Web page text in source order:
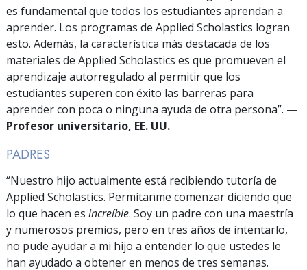
es fundamental que todos los estudiantes aprendan a
aprender. Los programas de Applied Scholastics logran
esto. Además, la característica más destacada de los
materiales de Applied Scholastics es que promueven el
aprendizaje autorregulado al permitir que los
estudiantes superen con éxito las barreras para
aprender con poca o ninguna ayuda de otra persona”. —
Profesor universitario, EE. UU.
PADRES
“Nuestro hijo actualmente está recibiendo tutoría de
Applied Scholastics. Permítanme comenzar diciendo que
lo que hacen es increíble. Soy un padre con una maestría
y numerosos premios, pero en tres años de intentarlo,
no pude ayudar a mi hijo a entender lo que ustedes le
han ayudado a obtener en menos de tres semanas.